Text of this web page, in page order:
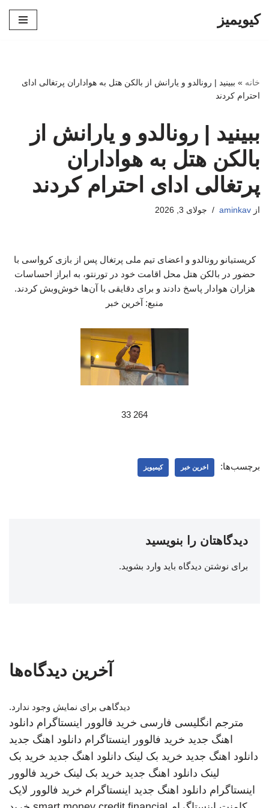
کیویمیز
خانه » ببینید | رونالدو و یارانش از بالکن هتل به هواداران پرتغالی ادای
احترام کردند
ببینید | رونالدو و یارانش از
بالکن هتل به هواداران
پرتغالی ادای احترام کردند
از aminkav جولای 3, 2026
کریستیانو رونالدو و اعضای تیم ملی پرتغال پس از بازی کرواسی با
حضور در بالکن هتل محل اقامت خود در تورنتو، به ابراز احساسات
هزاران هوادار پاسخ دادند و برای دقایقی با آن‌ها خوش‌وبش کردند.
منبع: آخرین خبر
264 33
برچسب‌ها: اخرین خبر کیمیویز
دیدگاهتان را بنویسید
برای نوشتن دیدگاه باید وارد بشوید.
آخرین دیدگاه‌ها
دیدگاهی برای نمایش وجود ندارد.
مترجم انگلیسی فارسی خرید فالوور اینستاگرام دانلود
اهنگ جدید خرید فالوور اینستاگرام دانلود اهنگ جدید
دانلود اهنگ جدید خرید بک لینک دانلود اهنگ جدید خرید بک
لینک دانلود اهنگ جدید خرید بک لینک خرید فالوور
اینستاگرام دانلود اهنگ جدید اینستاگرام خرید فالوور لایک